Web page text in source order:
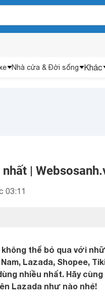
Nhà cửa & Đời sống Khác
|
03:11
thể bỏ qua với
Lazada, Shopee,
nhiều nhất. Hãy cùng
Lazada như nào nhé!